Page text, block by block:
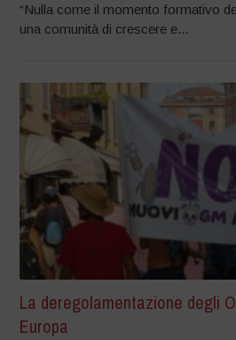
“Nulla come il momento formativo
una comunità di crescere e...
La deregolamentazione degli
Europa